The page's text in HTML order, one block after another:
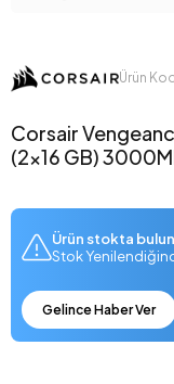
Ürün
Corsair
(2x16 GB)
Ürün stokta
Stok
Gelince Haber Ver